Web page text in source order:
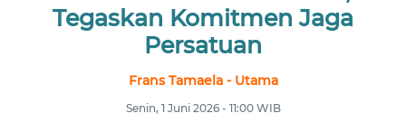
Tegaskan Komitmen Jaga
Persatuan
Frans Tamaela - Utama
Senin, 1 Juni 2026 - 11:00 WIB
NUSANTARA